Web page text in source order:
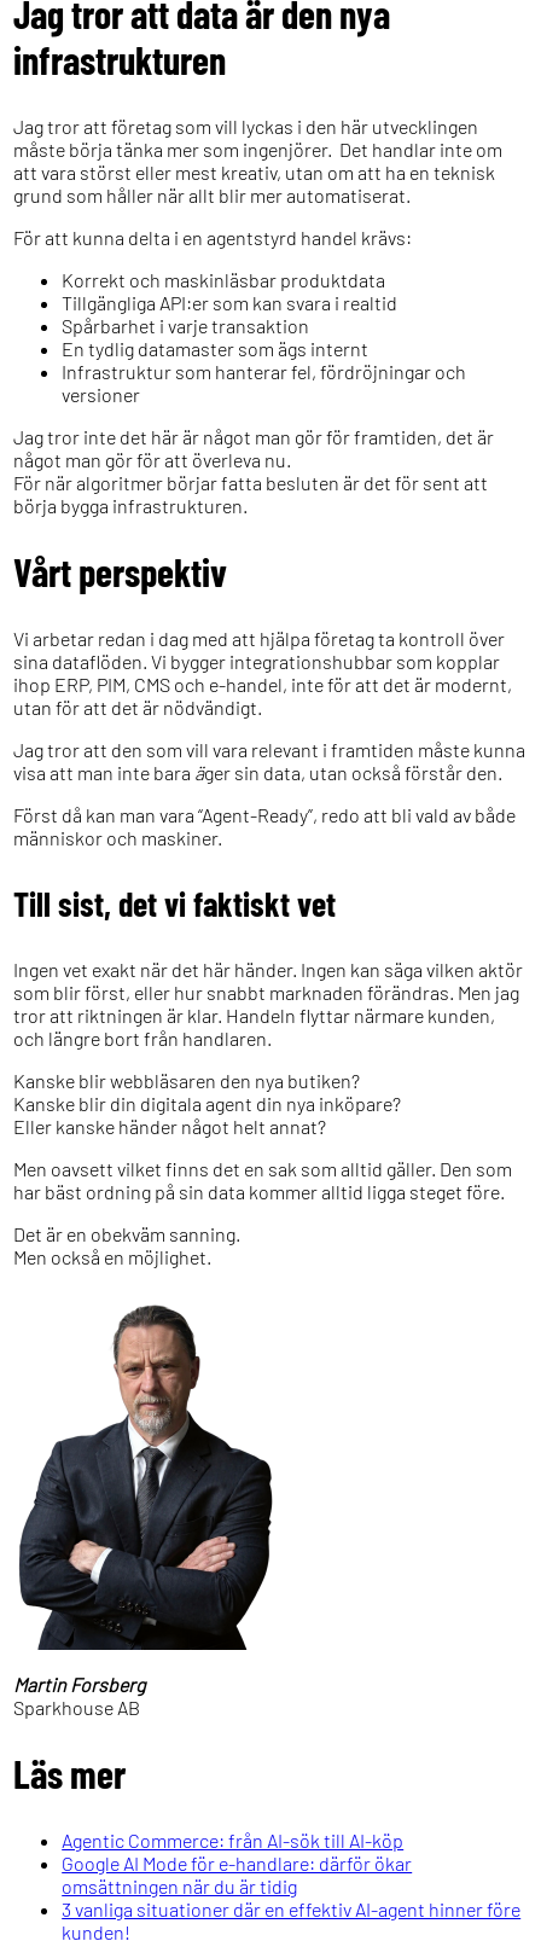
Jag tror att data är den nya
infrastrukturen
Jag tror att företag som vill lyckas i den här utvecklingen
måste börja tänka mer som ingenjörer. Det handlar inte om
att vara störst eller mest kreativ, utan om att ha en teknisk
grund som håller när allt blir mer automatiserat.
För att kunna delta i en agentstyrd handel krävs:
Korrekt och maskinläsbar produktdata
Tillgängliga API:er som kan svara i realtid
Spårbarhet i varje transaktion
En tydlig datamaster som ägs internt
Infrastruktur som hanterar fel, fördröjningar och
versioner
Jag tror inte det här är något man gör för framtiden, det är
något man gör för att överleva nu.
För när algoritmer börjar fatta besluten är det för sent att
börja bygga infrastrukturen.
Vårt perspektiv
Vi arbetar redan i dag med att hjälpa företag ta kontroll över
sina dataflöden. Vi bygger integrationshubbar som kopplar
ihop ERP, PIM, CMS och e-handel, inte för att det är modernt,
utan för att det är nödvändigt.
Jag tror att den som vill vara relevant i framtiden måste kunna
visa att man inte bara äger sin data, utan också förstår den.
Först då kan man vara “Agent-Ready”, redo att bli vald av både
människor och maskiner.
Till sist, det vi faktiskt vet
Ingen vet exakt när det här händer. Ingen kan säga vilken aktör
som blir först, eller hur snabbt marknaden förändras. Men jag
tror att riktningen är klar. Handeln flyttar närmare kunden,
och längre bort från handlaren.
Kanske blir webbläsaren den nya butiken?
Kanske blir din digitala agent din nya inköpare?
Eller kanske händer något helt annat?
Men oavsett vilket finns det en sak som alltid gäller. Den som
har bäst ordning på sin data kommer alltid ligga steget före.
Det är en obekväm sanning.
Men också en möjlighet.
Martin Forsberg
Sparkhouse AB
Läs mer
Agentic Commerce: från AI-sök till AI-köp
Google AI Mode för e-handlare: därför ökar
omsättningen när du är tidig
3 vanliga situationer där en effektiv AI-agent hinner före
kunden!